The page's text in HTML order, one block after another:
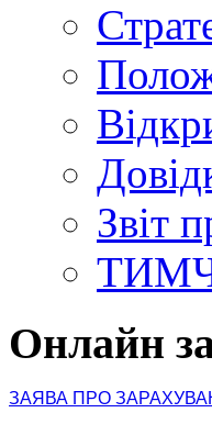
Звіт
Онлайн
ЗАЯВА ПРО